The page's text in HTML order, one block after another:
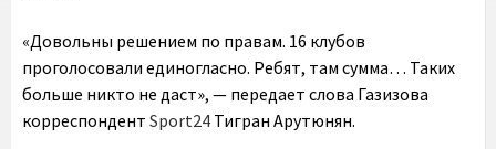
«Довольны решением по правам. 16 клубов
проголосовали единогласно. Ребят, там сумма… Таких
больше никто не даст», — передает слова Газизова
корреспондент Sport24 Тигран Арутюнян.